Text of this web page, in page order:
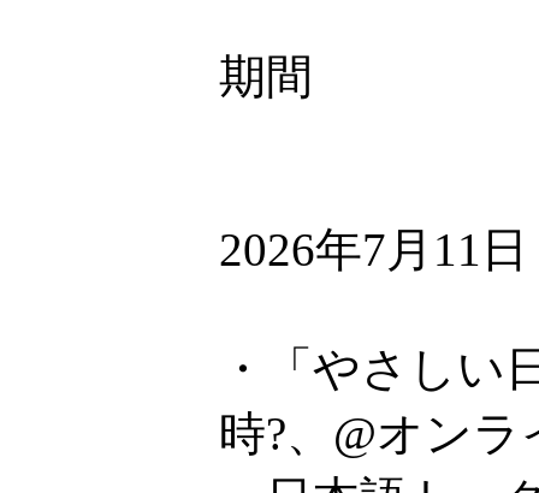
期間
2026年7月11
・「やさしい
時?、@オン